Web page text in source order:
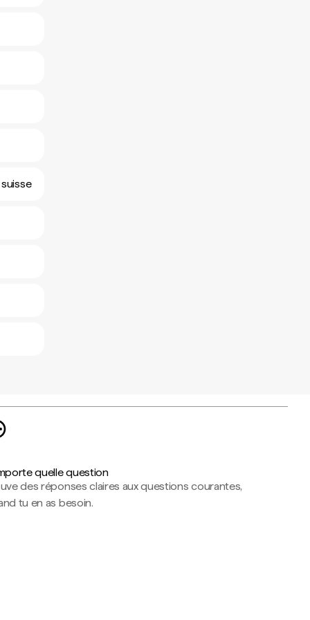
quelle question
des réponses claires aux questions courantes,
tu en as besoin.